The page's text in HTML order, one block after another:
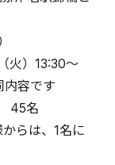
火）13:30～
容です
45名
らは、1名に